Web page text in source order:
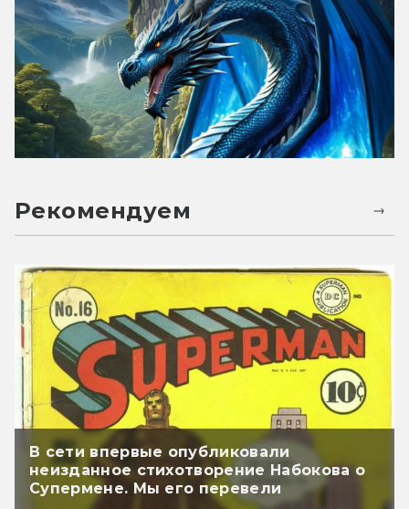
Рекомендуем
В сети впервые опубликовали
неизданное стихотворение Набокова о
Супермене. Мы его перевели